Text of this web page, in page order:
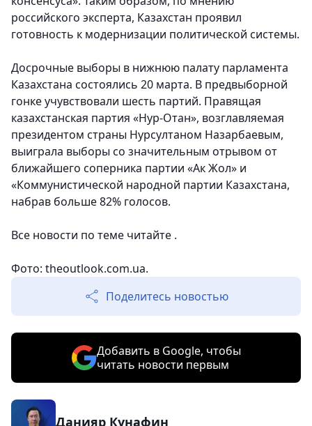
российского эксперта, Казахстан проявил
готовность к модернизации политической системы.
Досрочные выборы в нижнюю палату парламента
Казахстана состоялись 20 марта. В предвыборной
гонке учувствовали шесть партий. Правящая
казахстанская партия «Нур-Отан», возглавляемая
президентом страны Нурсултаном Назарбаевым,
выиграла выборы со значительным отрывом от
ближайшего соперника партии «Ак Жол» и
«Коммунистической народной партии Казахстана,
набрав больше 82% голосов.
Все новости по теме читайте .
Фото: theoutlook.com.ua.
Поделитесь новостью
Добавить в Google, чтобы
читать новости первым
Данияр Кунафин